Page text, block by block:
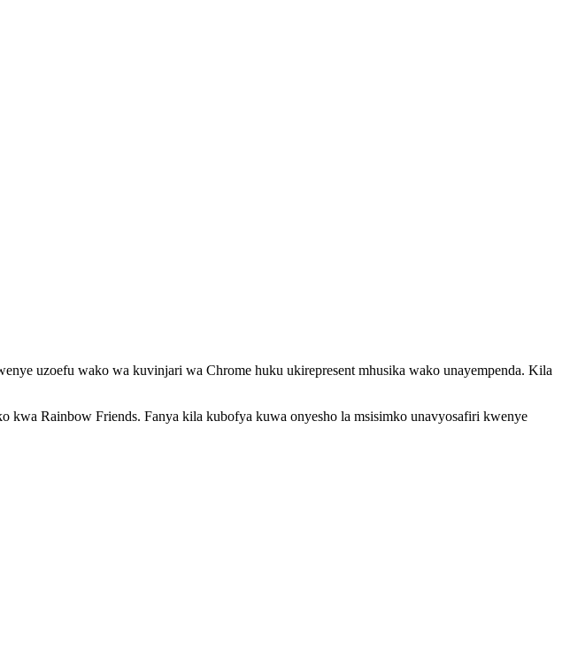
uzoefu wako wa kuvinjari wa Chrome huku ukirepresent mhusika wako unayempenda. Kila
Rainbow Friends. Fanya kila kubofya kuwa onyesho la msisimko unavyosafiri kwenye